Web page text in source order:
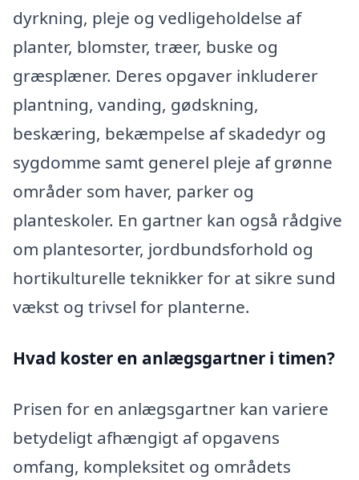
dyrkning, pleje og vedligeholdelse af
planter, blomster, træer, buske og
græsplæner. Deres opgaver inkluderer
plantning, vanding, gødskning,
beskæring, bekæmpelse af skadedyr og
sygdomme samt generel pleje af grønne
områder som haver, parker og
planteskoler. En gartner kan også rådgive
om plantesorter, jordbundsforhold og
hortikulturelle teknikker for at sikre sund
vækst og trivsel for planterne.
Hvad koster en anlægsgartner i timen?
Prisen for en anlægsgartner kan variere
betydeligt afhængigt af opgavens
omfang, kompleksitet og områdets